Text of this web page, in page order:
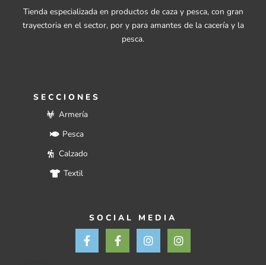
Tienda especializada en productos de caza y pesca, con gran
trayectoria en el sector, por y para amantes de la cacería y la
pesca.
SECCIONES
Armería
Pesca
Calzado
Textil
SOCIAL MEDIA
F
a
c
F
a
c
I
n
s
I
n
s